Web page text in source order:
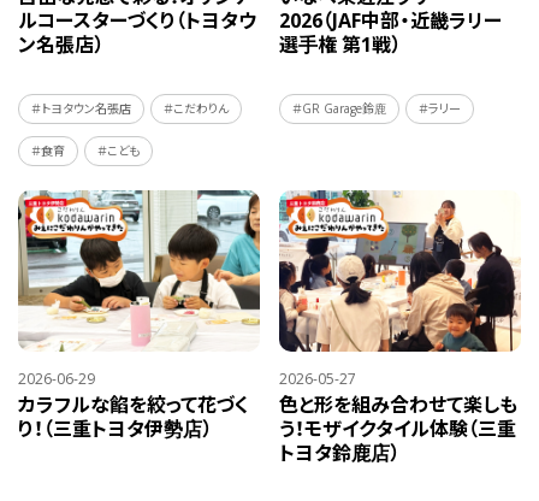
ルコースターづくり（トヨタウ
ン名張店）
＃トヨタウン名張店 ＃こだわりん
＃食育 ＃こども
2026（JAF中部・近畿ラリー
選手権 第1戦）
＃GR Garage鈴鹿 ＃ラリー
2026-06-29
カラフルな餡を絞って花づく
り！（三重トヨタ伊勢店）
2026-05-27
色と形を組み合わせて楽しも
う！モザイクタイル体験（三重
トヨタ鈴鹿店）